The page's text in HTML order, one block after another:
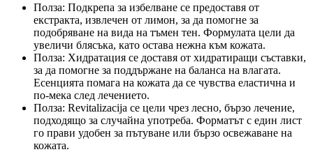
Полза: Подкрепа за избелване се предоставя от
екстракта, извлечен от лимон, за да помогне за
подобряване на вида на тъмен тен. Формулата цели да
увеличи блясъка, като остава нежна към кожата.
Полза: Хидратация се доставя от хидратиращи съставки,
за да помогне за поддържане на баланса на влагата.
Есенцията помага на кожата да се чувства еластична и
по-мека след лечението.
Полза: Revitalizacija се цели чрез лесно, бързо лечение,
подходящо за случайна употреба. Форматът с един лист
го прави удобен за пътуване или бързо освежаване на
кожата.